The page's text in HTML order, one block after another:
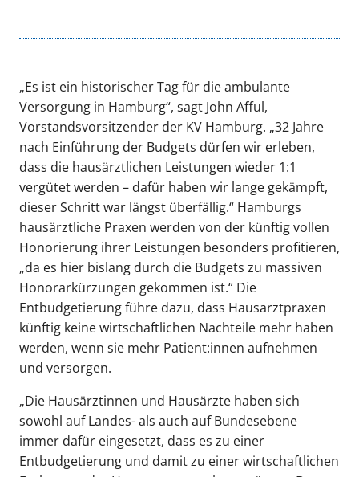
„Es ist ein historischer Tag für die ambulante
Versorgung in Hamburg“, sagt John Afful,
Vorstandsvorsitzender der KV Hamburg. „32 Jahre
nach Einführung der Budgets dürfen wir erleben,
dass die hausärztlichen Leistungen wieder 1:1
vergütet werden – dafür haben wir lange gekämpft,
dieser Schritt war längst überfällig.“ Hamburgs
hausärztliche Praxen werden von der künftig vollen
Honorierung ihrer Leistungen besonders profitieren,
„da es hier bislang durch die Budgets zu massiven
Honorarkürzungen gekommen ist.“ Die
Entbudgetierung führe dazu, dass Hausarztpraxen
künftig keine wirtschaftlichen Nachteile mehr haben
werden, wenn sie mehr Patient:innen aufnehmen
und versorgen.
„Die Hausärztinnen und Hausärzte haben sich
sowohl auf Landes- als auch auf Bundesebene
immer dafür eingesetzt, dass es zu einer
Entbudgetierung und damit zu einer wirtschaftlichen